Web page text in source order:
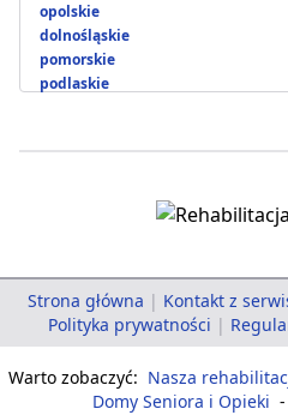
opolskie
dolnośląskie
pomorskie
podlaskie
Strona główna | Kontakt z
Polityka prywatności |
Warto zobaczyć: Nasza
Domy Seniora i Opieki -